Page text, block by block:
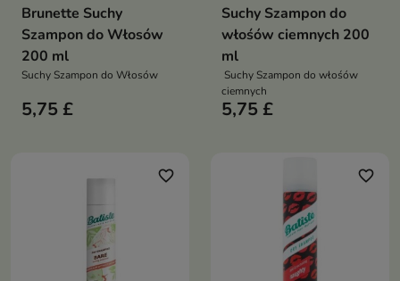
Brunette Suchy
Szampon do Włosów
200 ml
Suchy Szampon do Włosów
5,75 £
Suchy Szampon do
włośów ciemnych 200
ml
Suchy Szampon do włośów
ciemnych
5,75 £
favorite_border favorite_border